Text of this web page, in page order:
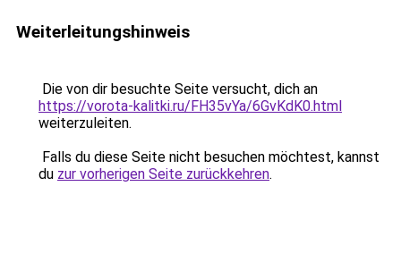
Weiterleitungshinweis
Die von dir besuchte Seite versucht, dich an
https://vorota-kalitki.ru/FH35vYa/6GvKdK0.html
weiterzuleiten.
Falls du diese Seite nicht besuchen möchtest, kannst
du zur vorherigen Seite zurückkehren.